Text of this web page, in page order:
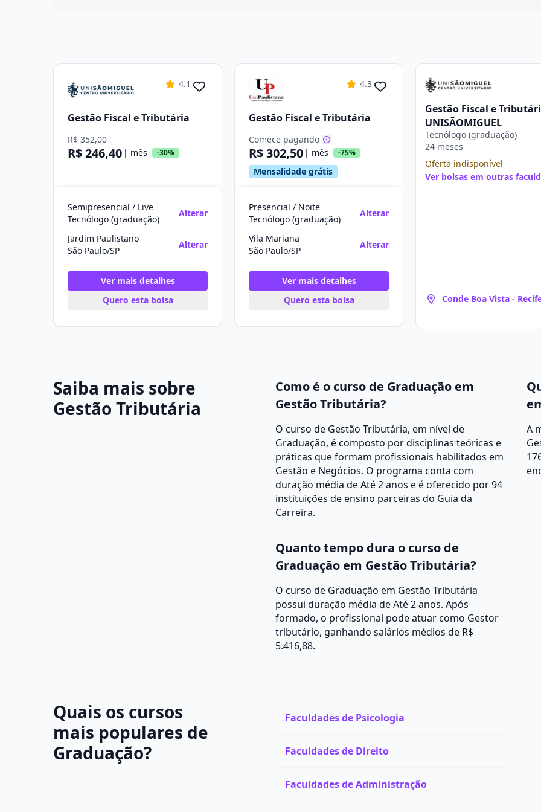
4.1
Gestão Fiscal e Tributária
R$ 352,00
R$ 246,40 | mês -30%
Semipresencial / Live
Tecnólogo (graduação)
Alterar
Jardim Paulistano
São Paulo/SP
Alterar
Ver mais detalhes
Quero esta bolsa
4.3
Gestão Fiscal e Tributária
Comece pagando
R$ 302,50 | mês -75%
Mensalidade grátis
Presencial / Noite
Tecnólogo (graduação)
Alterar
Vila Mariana
São Paulo/SP
Alterar
Ver mais detalhes
Quero esta bolsa
Gestão Fiscal e
UNISÃOMIGUEL
Tecnólogo (graduação)
24 meses
Oferta indisponível
Ver bolsas em outras
Conde Boa Vista -
Saiba mais sobre
Gestão Tributária
Como é o curso de Graduação em
Gestão Tributária?
O curso de Gestão Tributária, em nível de
Graduação, é composto por disciplinas teóricas e
práticas que formam profissionais habilitados em
Gestão e Negócios. O programa conta com
duração média de Até 2 anos e é oferecido por 94
instituições de ensino parceiras do Guia da
Carreira.
A
Quanto tempo dura o curso de
Graduação em Gestão Tributária?
O curso de Graduação em Gestão Tributária
possui duração média de Até 2 anos. Após
formado, o profissional pode atuar como Gestor
tributário, ganhando salários médios de R$
5.416,88.
Quais os cursos
mais populares de
Graduação?
Faculdades de Psicologia
Faculdades de Direito
Faculdades de Administração